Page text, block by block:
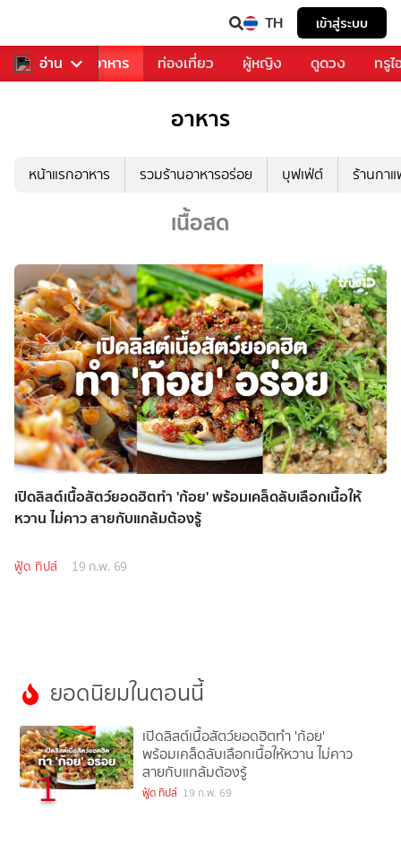
TH เข้าสู่ระบบ
อ่าน
การเพลง อาหาร ท่องเที่ยว ผู้หญิง ดูดวง ทรู
อาหาร
หน้าแรกอาหาร รวมร้านอาหารอร่อย บุฟเฟ่ต์ ร้านกา
เนื้อสด
เปิดลิสต์เนื้อสัตว์ยอดฮิตทำ 'ก้อย' พร้อมเคล็ดลับเลือกเนื้อให้
หวาน ไม่คาว สายกับแกล้มต้องรู้
ฟู้ด ทิปส์ 19 ก.พ. 69
ยอดนิยมในตอนนี้
1
เปิดลิสต์เนื้อสัตว์ยอดฮิตทำ 'ก้อย'
พร้อมเคล็ดลับเลือกเนื้อให้หวาน ไม่คาว
สายกับแกล้มต้องรู้
ฟู้ด ทิปส์ 19 ก.พ. 69